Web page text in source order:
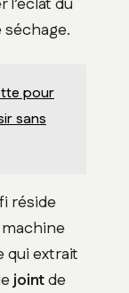
du
pour
sans
réside
qui extrait
jointde